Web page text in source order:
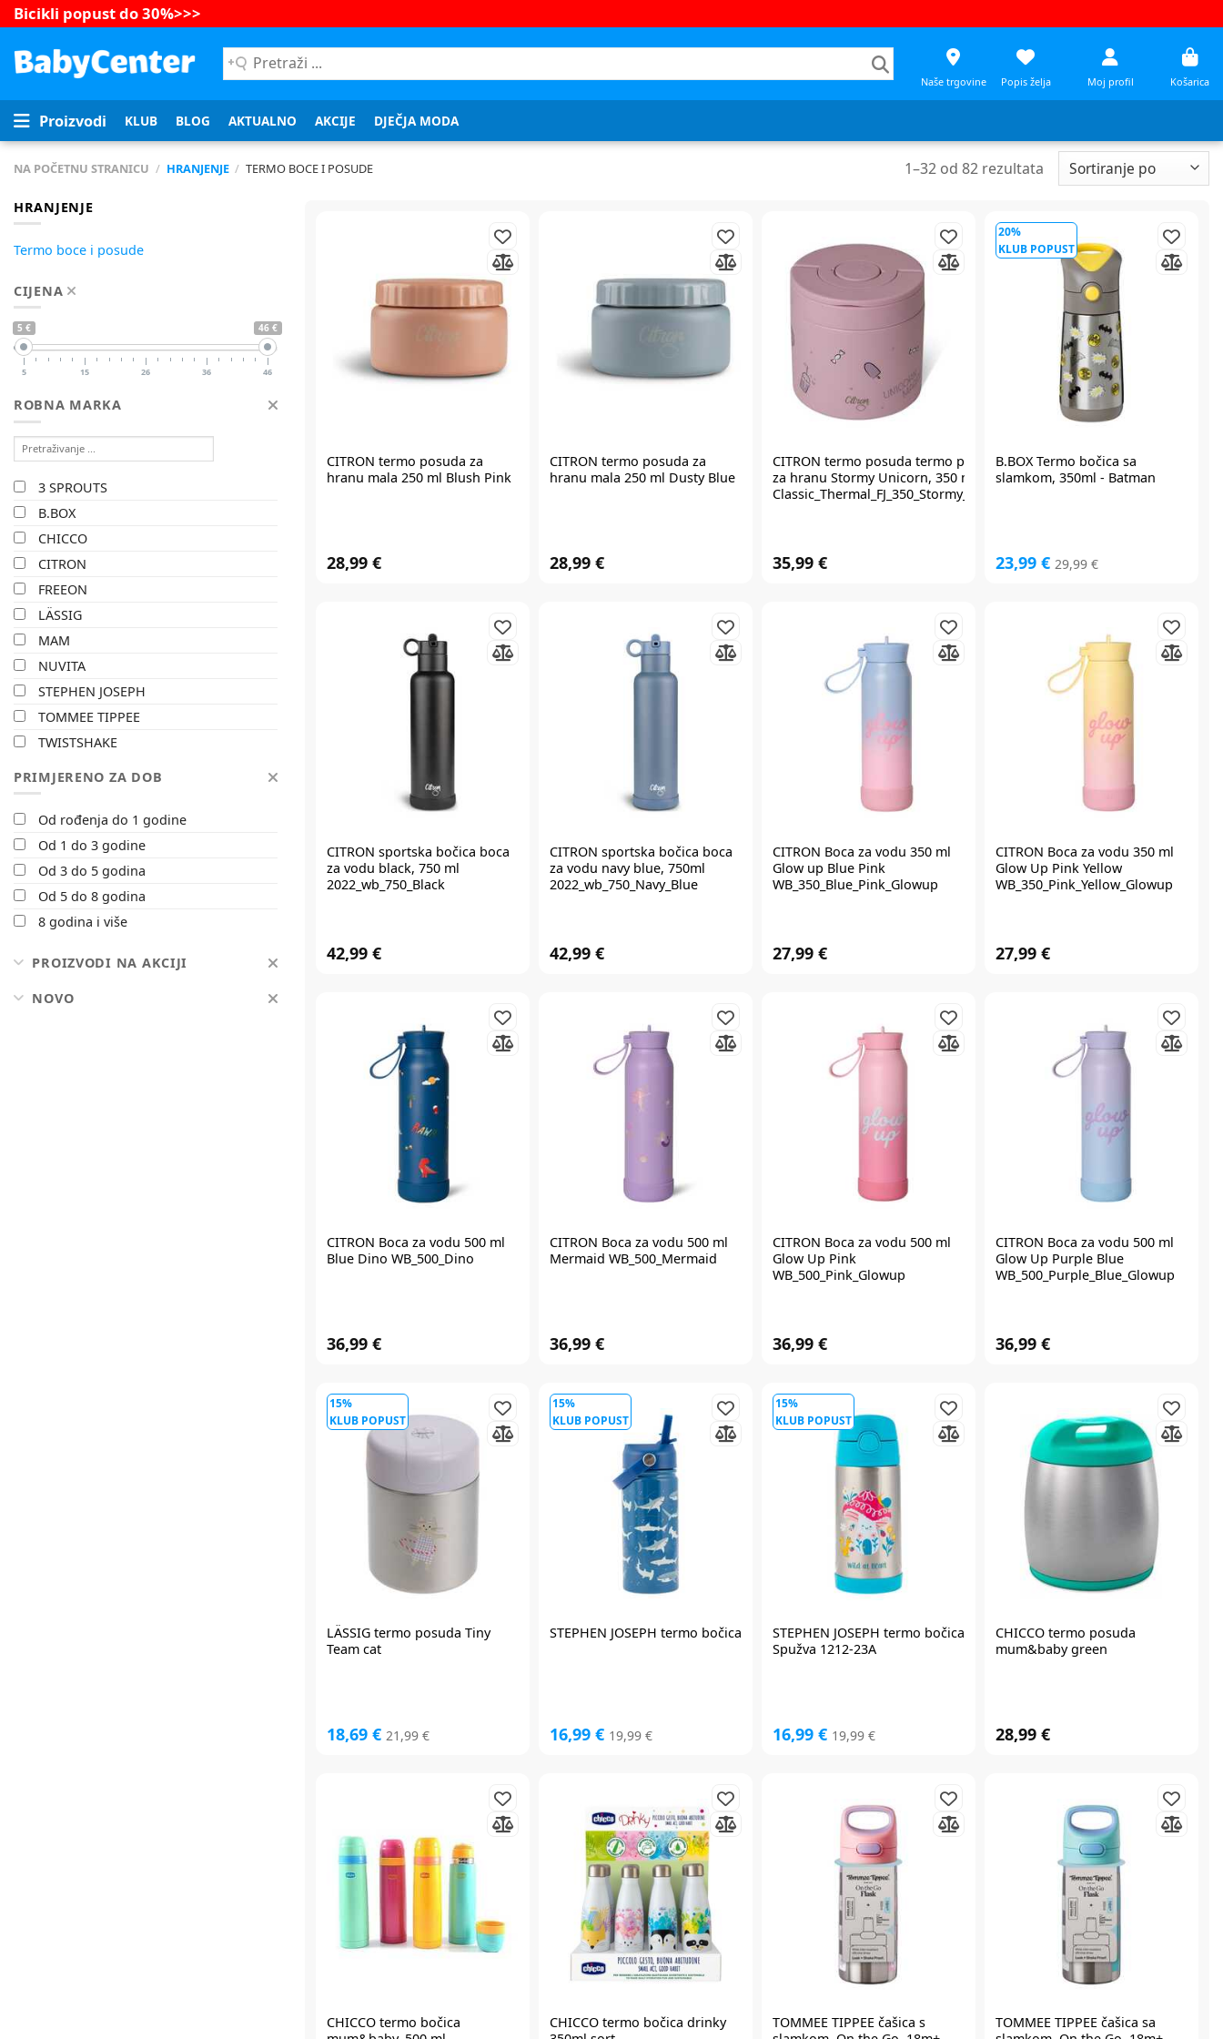
Bicikli popust do 30%>>>
Pretraži
...
Naše trgovine Popis želja Moj profil Košarica
Proizvodi KLUB BLOG AKTUALNO AKCIJE DJEČJA MODA
NA POČETNU STRANICU / HRANJENJE / TERMO BOCE I POSUDE 1–32od 82rezultata
HRANJENJE
Termo boce i posude
CIJENA
5 € 46 €
5 15 26 36 46
ROBNA MARKA
3 SPROUTS
B.BOX
CHICCO
CITRON
FREEON
LÄSSIG
MAM
NUVITA
STEPHEN JOSEPH
TOMMEE TIPPEE
TWISTSHAKE
PRIMJERENO ZA DOB
Od rođenja do 1 godine
Od 1 do 3 godine
Od 3 do 5 godina
Od 5 do 8 godina
8 godina i više
PROIZVODI NA AKCIJI
NOVO
CITRON termo posuda za
hranu mala 250 ml Blush Pink
28,99 €
CITRON termo posuda za
hranu mala 250 ml Dusty Blue
28,99 €
CITRON termo posuda termo posuda
za hranu Stormy Unicorn, 350 ml
Classic_Thermal_FJ_350_Stormy_Unicorn
35,99 €
20%
KLUB POPUST
B.BOXTermo bočica sa
slamkom, 350ml - Batman
23,99 € 29,99 €
CITRON sportska bočica boca
za vodu black, 750 ml
2022_wb_750_Black
42,99 €
CITRON sportska bočica boca
za vodu navy blue, 750ml
2022_wb_750_Navy_Blue
42,99 €
CITRON Boca za vodu 350 ml
Glow up Blue Pink
WB_350_Blue_Pink_Glowup
27,99 €
CITRON Boca za vodu 350 ml
Glow Up Pink Yellow
WB_350_Pink_Yellow_Glowup
27,99 €
CITRON Boca za vodu 500 ml
Blue Dino WB_500_Dino
36,99 €
CITRON Boca za vodu 500 ml
Mermaid WB_500_Mermaid
36,99 €
CITRON Boca za vodu 500 ml
Glow Up Pink
WB_500_Pink_Glowup
36,99 €
CITRON Boca za vodu 500 ml
Glow Up Purple Blue
WB_500_Purple_Blue_Glowup
36,99 €
15%
KLUB POPUST
LÄSSIG termo posuda Tiny
Team cat
18,69 € 21,99 €
15%
KLUB POPUST
STEPHEN JOSEPH termo bočica
16,99 € 19,99 €
15%
KLUB POPUST
STEPHEN JOSEPH termo bočica
Spužva 1212-23A
16,99 € 19,99 €
CHICCO termo posuda
mum&baby green
28,99 €
CHICCO termo bočica
CHICCO termo bočica drinky
TOMMEE TIPPEE čašica s
TOMMEE TIPPEE čašica sa
Prijavite se nanewsletter
i iskoristite
7% popusta